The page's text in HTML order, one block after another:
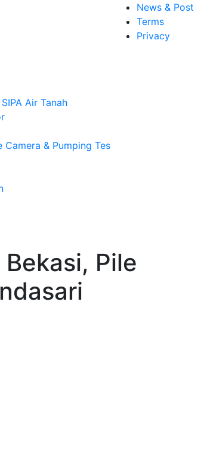
News & Post
Terms
Privacy
Air Tanah
Camera & Pumping Tes
Pile